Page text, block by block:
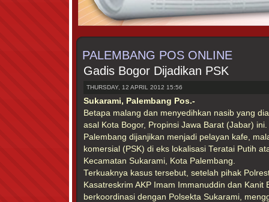
PALEMBANG POS ONLINE
Gadis Bogor Dijadikan PSK
THURSDAY, 12 APRIL 2012 15:56
Sukarami, Palembang Pos.-
Betapa malang dan menyedihkan nasib yang
asal Kota Bogor, Propinsi Jawa Barat (Jabar)
Palembang dijanjikan menjadi pelayan kafe,
komersial (PSK) di eks lokalisasi Teratai Putih
Kecamatan Sukarami, Kota Palembang.
Terkuaknya kasus tersebut, setelah pihak
Kasatreskrim AKP Imam Immanuddin dan Kanit
berkoordinasi dengan Polsekta Sukarami,